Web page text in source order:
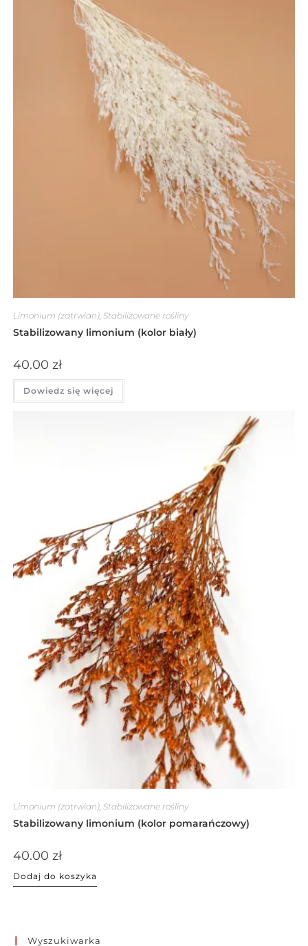
Limonium (zatrwian), Stabilizowane rośliny
Stabilizowany limonium (kolor biały)
40.00 zł
Dowiedz się więcej
Limonium (zatrwian), Stabilizowane rośliny
Stabilizowany limonium (kolor pomarańczowy)
40.00 zł
Dodaj do koszyka
Wyszukiwarka